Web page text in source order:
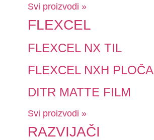
Svi proizvodi »
FLEXCEL
FLEXCEL NX TIL
FLEXCEL NXH PLOČA
DITR MATTE FILM
Svi proizvodi »
RAZVIJAČI